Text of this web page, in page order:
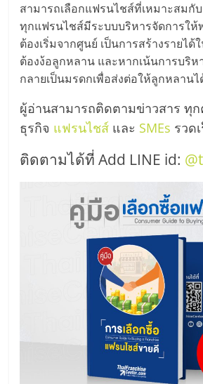
สามารถเลือกแฟรนไชส์ที่เหมาะสมกั
ทุกแฟรนไชส์มีระบบบริหารจัดการใ
ต้องเริ่มจากศูนย์ เป็นการสร้างรายไ
ต้องง้อลูกหลาน และหากเน้นการบริห
กลายเป็นมรดกเพื่อส่งต่อให้ลูกหลาน
ผู้อ่านสามารถติดตามข่าวสาร ทุก
ธุรกิจ แฟรนไชส์ และ SMEs รวด
ติดตามได้ที่ Add LINE id: